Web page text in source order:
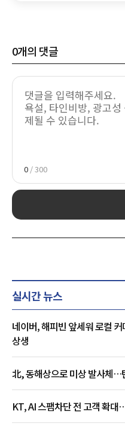
0개의 댓글
0 / 300
실시간 뉴스
네이버, 해피빈 앞세워 로컬
상생
北, 동해상으로 미상 발사체…
KT, AI 스팸차단 전 고객 확